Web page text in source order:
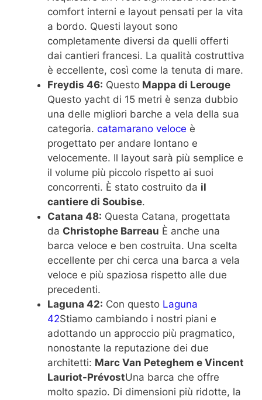
comfort interni e layout pensati per la vita
a bordo. Questi layout sono
completamente diversi da quelli offerti
dai cantieri francesi. La qualità costruttiva
è eccellente, così come la tenuta di mare.
Freydis 46: Questo Mappa di Lerouge
Questo yacht di 15 metri è senza dubbio
una delle migliori barche a vela della sua
categoria. catamarano veloce è
progettato per andare lontano e
velocemente. Il layout sarà più semplice e
il volume più piccolo rispetto ai suoi
concorrenti. È stato costruito da il
cantiere di Soubise.
Catana 48: Questa Catana, progettata
da Christophe Barreau È anche una
barca veloce e ben costruita. Una scelta
eccellente per chi cerca una barca a vela
veloce e più spaziosa rispetto alle due
precedenti.
Laguna 42: Con questo Laguna
42Stiamo cambiando i nostri piani e
adottando un approccio più pragmatico,
nonostante la reputazione dei due
architetti: Marc Van Peteghem e Vincent
Lauriot-PrévostUna barca che offre
molto spazio. Di dimensioni più ridotte, la